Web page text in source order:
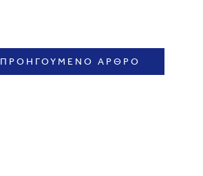
ΠΡΟΗΓΟΥΜΕΝΟ ΑΡΘΡΟ